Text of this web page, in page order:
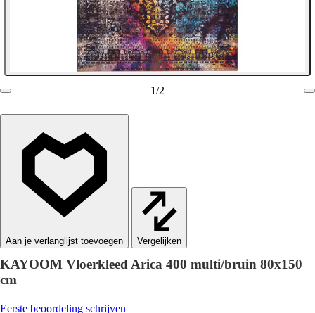
1/2
Vergelijken
KAYOOM Vloerkleed Arica 400 multi/bruin 80x150
cm
Eerste beoordeling schrijven